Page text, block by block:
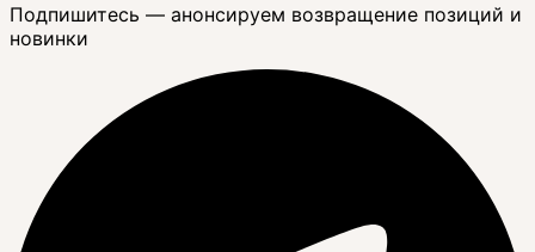
Подпишитесь — анонсируем возвращение позиций и
новинки